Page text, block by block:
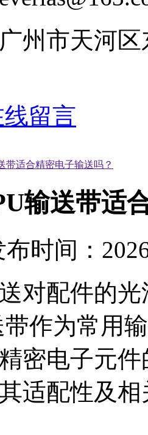
州市天河
留言
带适合精密电子输送吗？
输送带适
布时间：
对配件的
作为常用
密电子元
适配性及